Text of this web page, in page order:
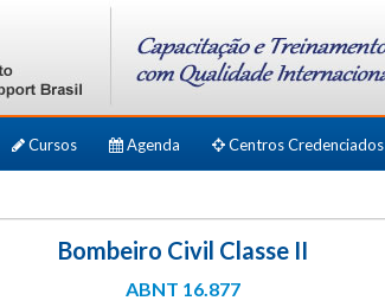
Cursos Agenda Centros Credenciados
Bombeiro Civil Classe II
ABNT 16.877